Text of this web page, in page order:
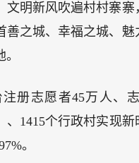
文明新风吹遍村村寨
善之城、幸福之城、
册志愿者45万人、
、1415个行政村实现
。